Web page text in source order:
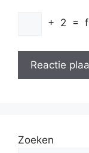
+ 2 =
Zoeken